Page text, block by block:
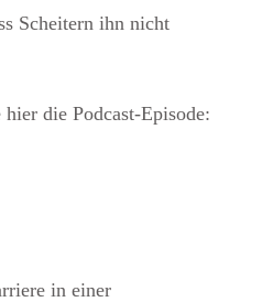
Scheitern ihn nicht
die Podcast-Episode:
in einer